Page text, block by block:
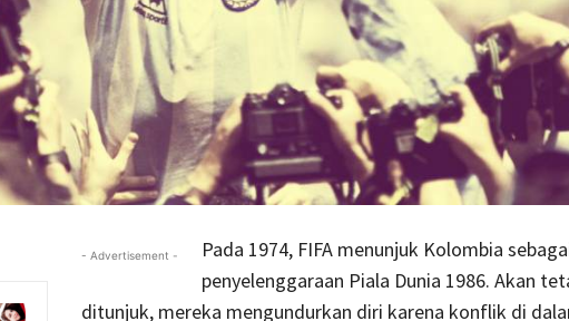
- Advertisement -
Pada 1974, FIFA menunjuk Kolombia
penyelenggaraan Piala Dunia 1986. Akan
ditunjuk, mereka mengundurkan diri karena konflik di